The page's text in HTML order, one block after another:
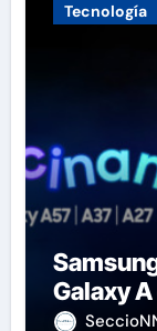
Tecnología
Galaxy